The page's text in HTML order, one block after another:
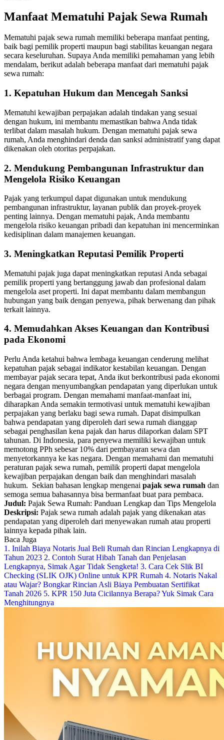
Manfaat Mematuhi Pajak Sewa Rumah
Mematuhi pajak sewa rumah memiliki beberapa manfaat penting,
baik bagi pemilik properti maupun bagi stabilitas keuangan negara
secara keseluruhan. Supaya Anda memiliki pemahaman yang lebih
mendalam, berikut adalah beberapa manfaat dari mematuhi pajak
sewa rumah:
1. Kepatuhan Hukum dan Mencegah Sanksi
Mematuhi kewajiban perpajakan adalah tindakan yang sesuai
dengan hukum, ini membantu memastikan bahwa Anda tidak
terlibat dalam masalah hukum. Dengan mematuhi pajak sewa
rumah, Anda menghindari denda dan sanksi administratif yang dapat
dikenakan oleh otoritas perpajakan.
2. Mendukung Pembangunan Infrastruktur dan
Mengelola Risiko Keuangan
Pajak yang terkumpul dapat digunakan untuk mendukung
pembangunan infrastruktur, layanan publik dan proyek-proyek
penting lainnya. Dengan mematuhi pajak, Anda membantu
mengelola risiko keuangan pribadi dan kepatuhan ini mencerminkan
kedisiplinan dalam manajemen keuangan.
3. Meningkatkan Reputasi Pemilik Properti
Mematuhi pajak juga dapat meningkatkan reputasi Anda sebagai
pemilik properti yang bertanggung jawab dan profesional dalam
mengelola aset properti. Ini dapat membantu dalam membangun
hubungan yang baik dengan penyewa, pihak berwenang dan pihak
terkait lainnya.
4. Memudahkan Akses Keuangan dan Kontribusi
pada Ekonomi
Perlu Anda ketahui bahwa lembaga keuangan cenderung melihat
kepatuhan pajak sebagai indikator kestabilan keuangan. Dengan
membayar pajak secara tepat, Anda ikut berkontribusi pada ekonomi
negara dengan menyumbangkan pendapatan yang diperlukan untuk
berbagai program. Dengan memahami manfaat-manfaat ini,
diharapkan Anda semakin termotivasi untuk mematuhi kewajiban
perpajakan yang berlaku bagi sewa rumah. Dapat disimpulkan
bahwa pendapatan yang diperoleh dari sewa rumah dianggap
sebagai penghasilan kena pajak dan harus dilaporkan dalam SPT
tahunan. Di Indonesia, para penyewa memiliki kewajiban untuk
memotong PPh sebesar 10% dari pembayaran sewa dan
menyetorkannya ke kas negara. Dengan memahami dan mematuhi
peraturan pajak sewa rumah, pemilik properti dapat mengelola
kewajiban perpajakan dengan baik dan menghindari masalah
hukum. Sekian bahasan lengkap mengenai pajak sewa rumah dan
semoga semua bahasannya bisa bermanfaat buat para pembaca.
Judul: Pajak Sewa Rumah: Panduan Lengkap dan Tips Mengelola
Deskripsi: Pajak sewa rumah adalah pajak yang dikenakan atas
pendapatan yang diperoleh dari menyewakan rumah atau properti
lainnya kepada pihak lain.
Baca Juga
1. Inilah Biaya Notaris Jual Beli Rumah dan Rincian Lengkapnya di
Tahun 2023 2. Contoh Surat Hibah Tanah dan Penjelasan
Lengkapnya, Simak Agar Tidak Sengketa! 3. Cara Cek Slik BI
Checking (SLIK OJK) Online untuk KPR Rumah 4. Notaris Nakal
atau Wajar? Bongkar Rincian Asli Biaya Pembuatan Sertifikat
Tanah 2026 5. KPR 150 Juta Cicilannya Berapa? Yuk Simak Cara
Menghitungnya